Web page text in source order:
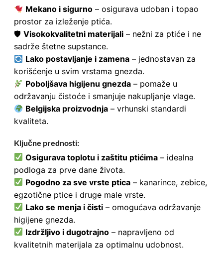
Mekano i sigurno – osigurava udoban i topao
prostor za izleženje ptića.
🛡 Visokokvalitetni materijali – nežni za ptiće i ne
sadrže štetne supstance.
Lako postavljanje i zamena – jednostavan za
korišćenje u svim vrstama gnezda.
Poboljšava higijenu gnezda – pomaže u
održavanju čistoće i smanjuje nakupljanje vlage.
Belgijska proizvodnja – vrhunski standardi
kvaliteta.
Ključne prednosti:
Osigurava toplotu i zaštitu ptićima – idealna
podloga za prve dane života.
Pogodno za sve vrste ptica – kanarince, zebice,
egzotične ptice i druge male vrste.
Lako se menja i čisti – omogućava održavanje
higijene gnezda.
Izdržljivo i dugotrajno – napravljeno od
kvalitetnih materijala za optimalnu udobnost.